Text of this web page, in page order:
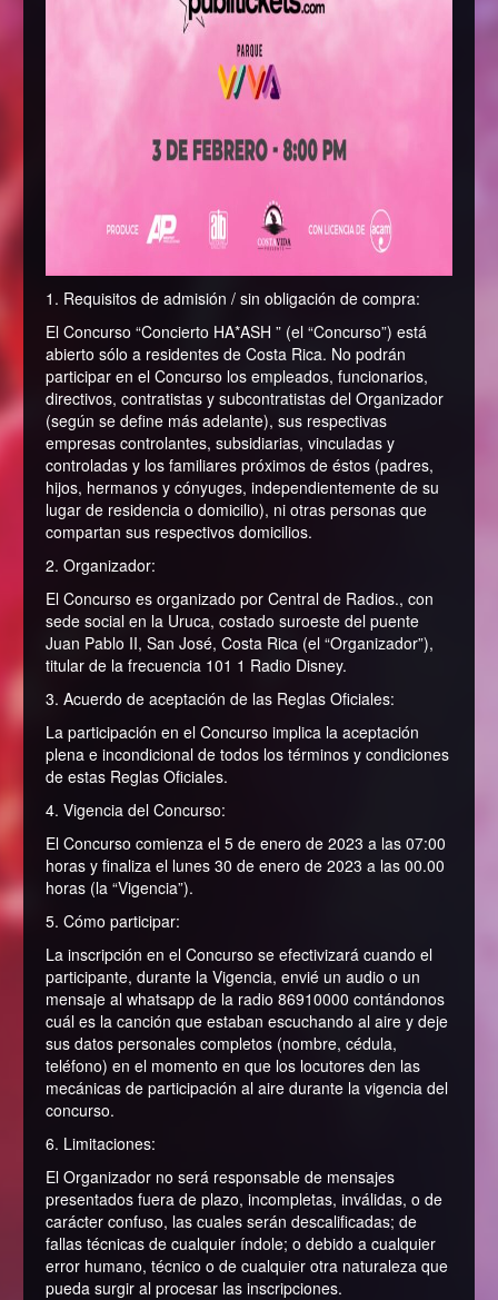
1. Requisitos de admisión / sin obligación de compra:
El Concurso “Concierto HA*ASH ” (el “Concurso”) está
abierto sólo a residentes de Costa Rica. No podrán
participar en el Concurso los empleados, funcionarios,
directivos, contratistas y subcontratistas del Organizador
(según se define más adelante), sus respectivas
empresas controlantes, subsidiarias, vinculadas y
controladas y los familiares próximos de éstos (padres,
hijos, hermanos y cónyuges, independientemente de su
lugar de residencia o domicilio), ni otras personas que
compartan sus respectivos domicilios.
2. Organizador:
El Concurso es organizado por Central de Radios., con
sede social en la Uruca, costado suroeste del puente
Juan Pablo II, San José, Costa Rica (el “Organizador”),
titular de la frecuencia 101 1 Radio Disney.
3. Acuerdo de aceptación de las Reglas Oficiales:
La participación en el Concurso implica la aceptación
plena e incondicional de todos los términos y condiciones
de estas Reglas Oficiales.
4. Vigencia del Concurso:
El Concurso comienza el 5 de enero de 2023 a las 07:00
horas y finaliza el lunes 30 de enero de 2023 a las 00.00
horas (la “Vigencia”).
5. Cómo participar:
La inscripción en el Concurso se efectivizará cuando el
participante, durante la Vigencia, envié un audio o un
mensaje al whatsapp de la radio 86910000 contándonos
cuál es la canción que estaban escuchando al aire y deje
sus datos personales completos (nombre, cédula,
teléfono) en el momento en que los locutores den las
mecánicas de participación al aire durante la vigencia del
concurso.
6. Limitaciones:
El Organizador no será responsable de mensajes
presentados fuera de plazo, incompletas, inválidas, o de
carácter confuso, las cuales serán descalificadas; de
fallas técnicas de cualquier índole; o debido a cualquier
error humano, técnico o de cualquier otra naturaleza que
pueda surgir al procesar las inscripciones.